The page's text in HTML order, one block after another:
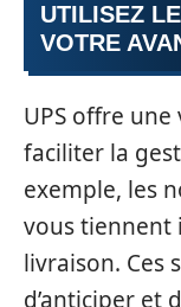
UTILISEZ
VOTRE
UPS offre
faciliter la
exemple, les
vous tiennent
livraison. Ces
d’anticiper et